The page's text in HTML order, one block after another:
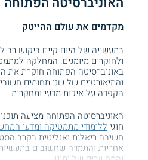
מקדמים את עולם ההייטק
בתעשייה של היום קיים ביקוש רב
ולחוקרים מיומנים. המחלקה
באוניברסיטה הפתוחה חוקרת את
והתיאורטיים של שני תחומים
הקפדה על איכות מדעי ומחקרית.
האוניברסיטה הפתוחה מציעה
חוגי ללימודי מתמטיקה ומדעי
חשיבה ריאלית ואנליטית בקרב
אחריות והתמדה שחשובים